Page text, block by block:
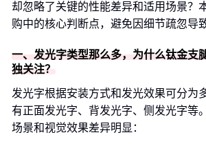
却忽略了关键的性能差异和适用场景？
购中的核心判断点，避免因细节疏忽导
一、发光字类型那么多，为什么钛金支
独关注？
发光字根据安装方式和发光效果可分为
有正面发光字、背发光字、侧发光字等
场景和视觉效果差异明显：